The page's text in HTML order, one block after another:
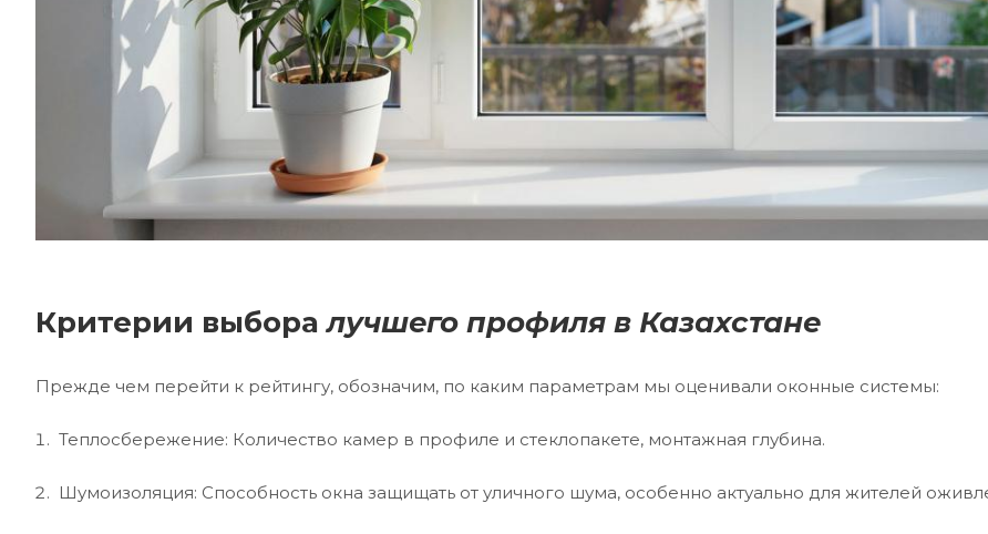
Критерии выборалучшего профиля в Казахстане
Прежде чем перейти к рейтингу, обозначим, по каким параметрам мы оценивали оконные системы:
Теплосбережение: Количество камер в профиле и стеклопакете, монтажная глубина.
Шумоизоляция: Способность окна защищать от уличного шума, особенно актуально для жителей